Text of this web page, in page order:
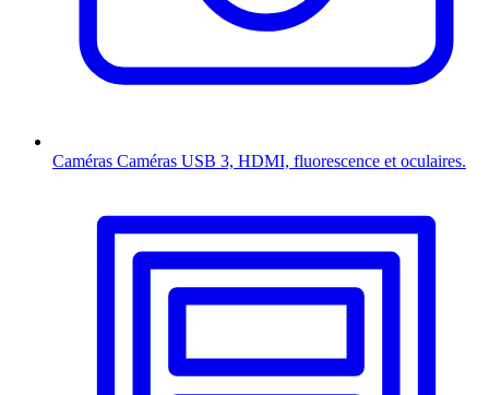
Caméras Caméras USB 3, HDMI, fluorescence et oculaires.